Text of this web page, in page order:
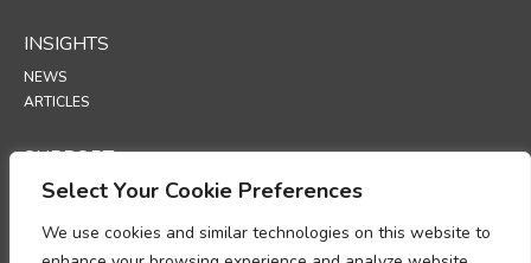
Select Your Cookie Preferences
We use cookies and similar technologies on this website to
INSIGHTS
NEWS
ARTICLES
SUPPORT
TECHNICAL PORTAL
POLICIES